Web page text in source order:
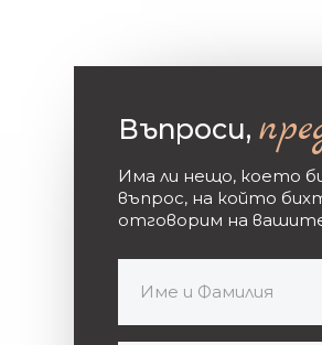
Въпроси,
Има ли нещо, което
въпрос, на който
отговорим на